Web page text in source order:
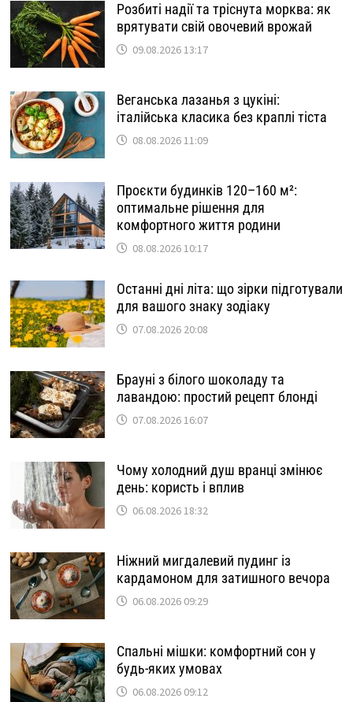
Розбиті надії та тріснута морква: як
врятувати свій овочевий врожай
09.08.2026 13:17
Веганська лазанья з цукіні:
італійська класика без краплі тіста
08.08.2026 11:09
Проєкти будинків 120–160 м²:
оптимальне рішення для
комфортного життя родини
08.08.2026 10:17
Останні дні літа: що зірки підготували
для вашого знаку зодіаку
07.08.2026 20:08
Брауні з білого шоколаду та
лавандою: простий рецепт блонді
07.08.2026 16:07
Чому холодний душ вранці змінює
день: користь і вплив
06.08.2026 18:32
Ніжний мигдалевий пудинг із
кардамоном для затишного вечора
06.08.2026 09:29
Спальні мішки: комфортний сон у
будь-яких умовах
06.08.2026 09:12